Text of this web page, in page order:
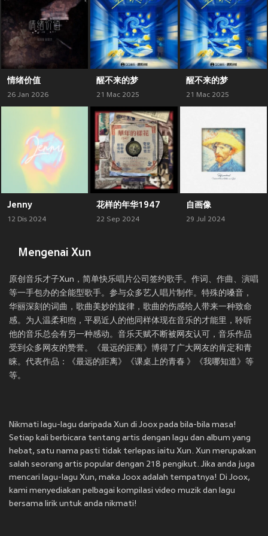
情绪价值
26 Jan 2026
醒不来的梦
21 Mac 2025
醒不来的梦
21 Mac 2025
Jenny
12 Dis 2024
花样的年华1947
22 Sep 2024
自画像
29 Jul 2024
Mengenai Xun
原创音乐才子Xun，简单快乐唱片公司签约歌手。作词、作曲、演唱
等一手包办的全能型歌手。参与众多艺人唱片制作。特殊的嗓音，
华丽深刻的词曲，歌曲美妙的旋律，歌曲的伤感给人带来一种致命
感。为人温柔和煦，平易近人的他同样体现在音乐的才能里，聆听
他的音乐总会有另一种感动。音乐天赋不断被网友认可，音乐作品
受到众多网友的赞誉。《最远的距离》博得了广大网友的肯定和青
睐。代表作品：《最远的距离》《课桌上的青春 》《我哪知道》等
等。
Nikmati lagu-lagu daripada Xun di Joox pada bila-bila masa!
Setiap kali berbicara tentang artis dengan lagu dan album yang
hebat, satu nama pasti tidak terlepas iaitu Xun. Xun merupakan
salah seorang artis popular dengan 218 pengikut. Jika anda juga
mencari lagu-lagu Xun, maka Joox adalah tempatnya! Di Joox,
kami menyediakan pelbagai kompilasi video muzik dan lagu
bersama lirik untuk anda nikmati!